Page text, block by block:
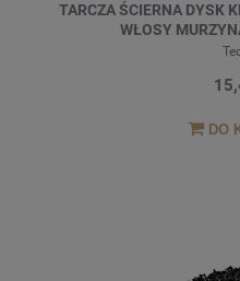
TARCZA ŚCIERNA DYSK
WŁOSY
DO